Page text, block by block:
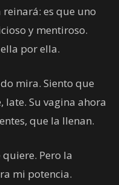
es que uno
y mentiroso.
por ella.
mira. Siento que
late. Su vagina ahora
que la llenan.
Pero la
mi potencia.